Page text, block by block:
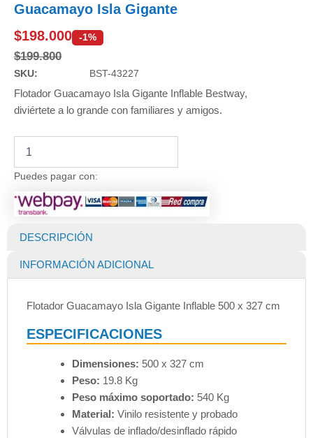
Guacamayo Isla Gigante
$198.000 -1%
$199.800
SKU: BST-43227
Flotador Guacamayo Isla Gigante Inflable Bestway,
diviértete a lo grande con familiares y amigos.
Inflable
para
Guacamayo
Isla
cantidad
Puedes pagar con:
DESCRIPCIÓN
INFORMACIÓN ADICIONAL
Flotador Guacamayo Isla Gigante Inflable 500 x 327 cm
ESPECIFICACIONES
Dimensiones: 500 x 327 cm
Peso: 19.8 Kg
Peso máximo soportado: 540 Kg
Material: Vinilo resistente y probado
Válvulas de inflado/desinflado rápido